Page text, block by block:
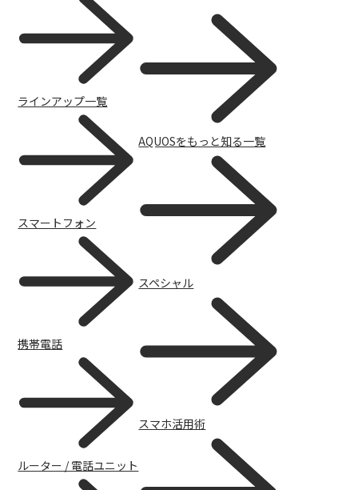
AQUOS | Photography
ラインアップ一覧
スマートフォン
携帯電話
ルーター / 電話ユニット
AQUOSをもっと知る一覧
スペシャル
スマホ活用術